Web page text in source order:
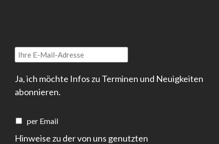
Ja, ich möchte Infos zu Terminen und Neuigkeiten
abonnieren.
per Email
Hinweise zu der von uns genutzten